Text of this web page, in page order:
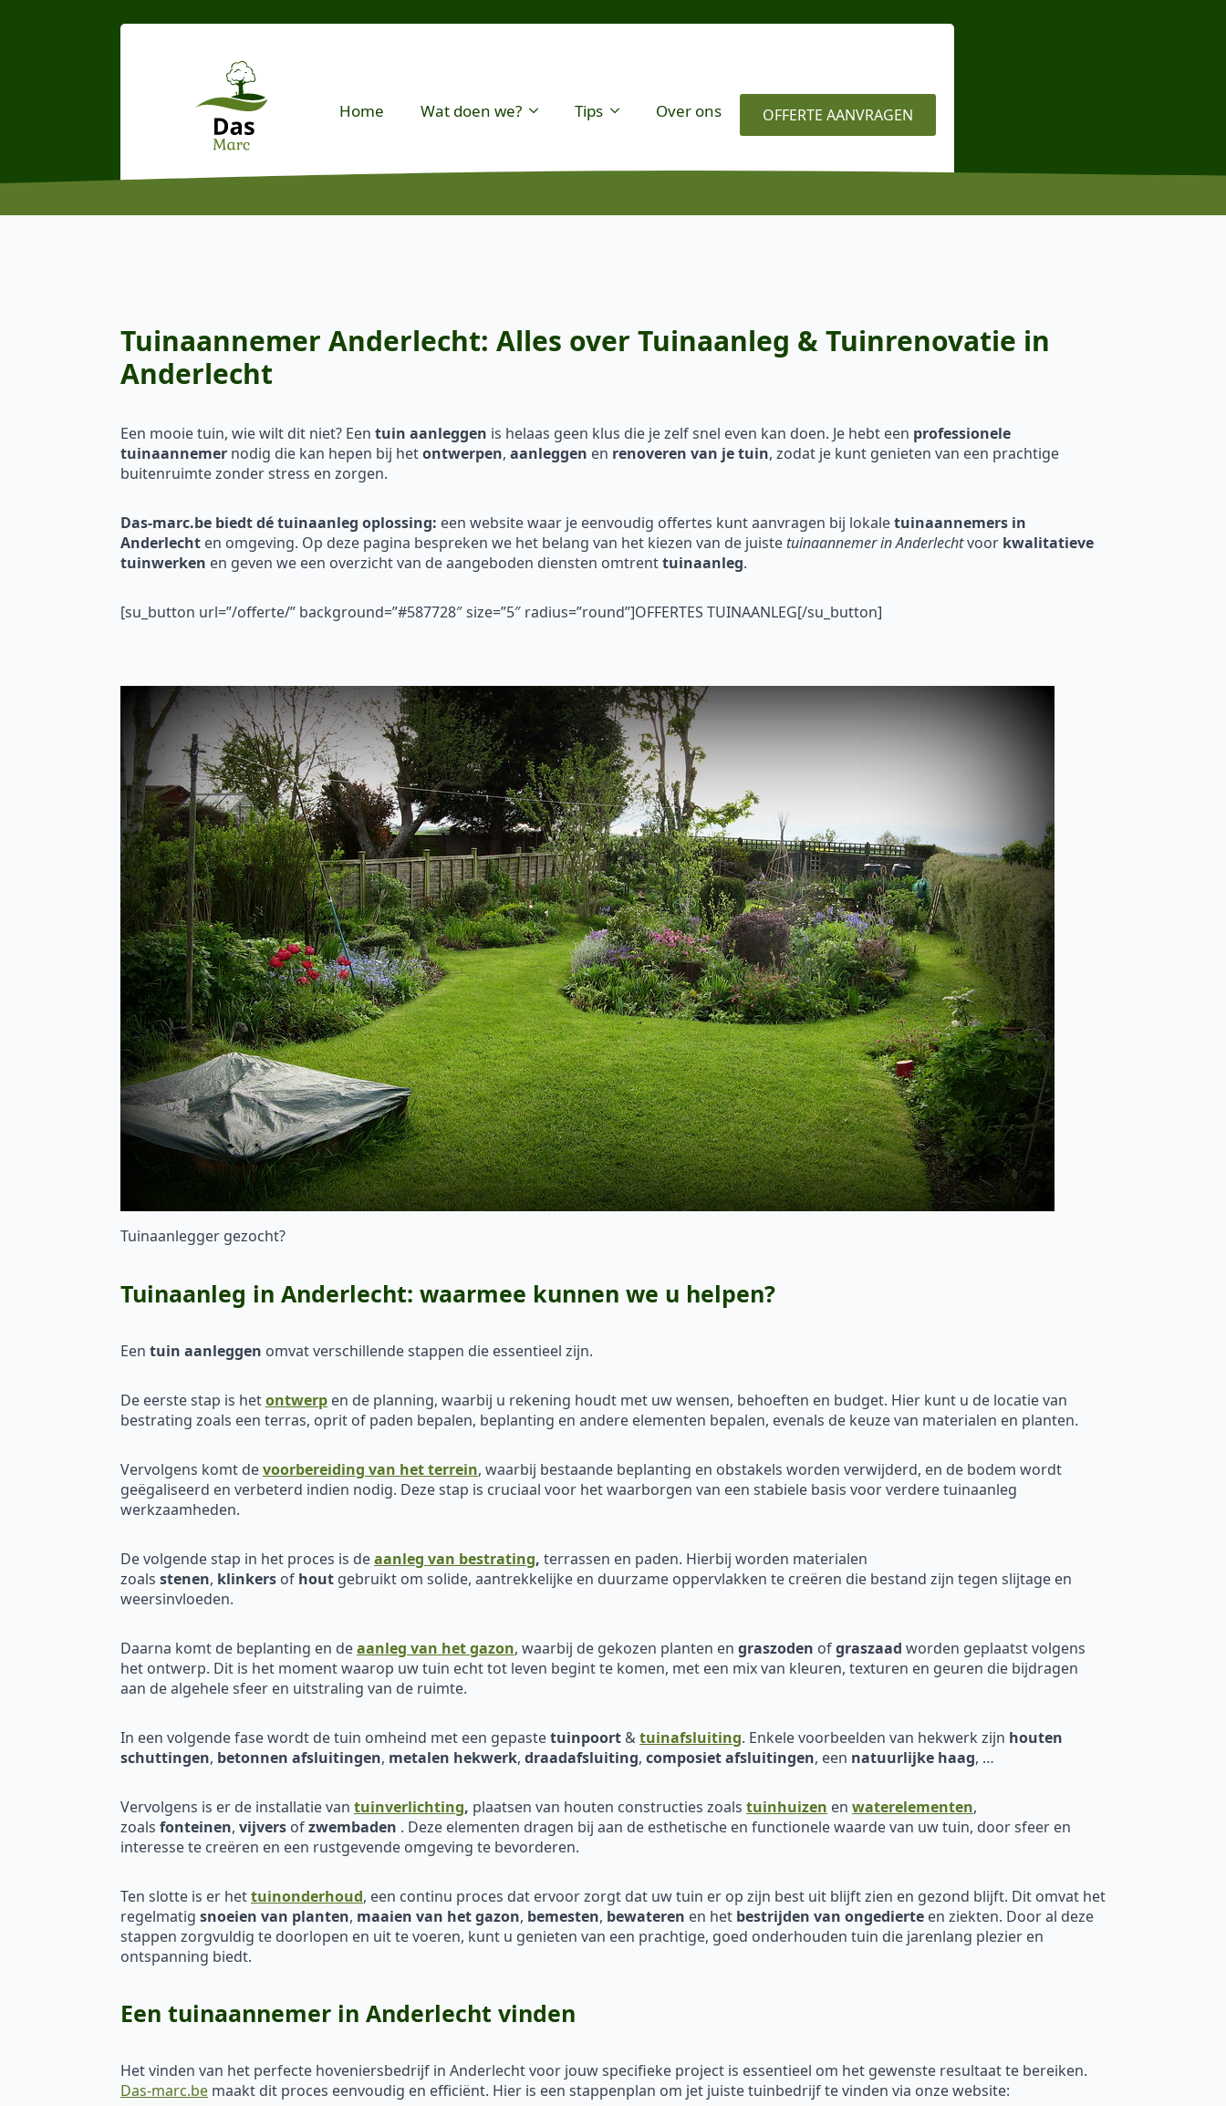
Home Wat doen we? Tips Over ons OFFERTE AANVRAGEN
Tuinaannemer Anderlecht: Alles over Tuinaanleg & Tuinrenovatie in
Anderlecht
Een mooie tuin, wie wilt dit niet? Een tuin aanleggen is helaas geen klus die je zelf snel even kan doen. Je hebt een professionele
tuinaannemer nodig die kan hepen bij hetontwerpen, aanleggen en renoveren van je tuin, zodat je kunt genieten van een prachtige
buitenruimte zonder stress en zorgen.
Das-marc.be biedt dé tuinaanleg oplossing: een website waar je eenvoudig offertes kunt aanvragen bij lokaletuinaannemers in
Anderlecht en omgeving. Op deze pagina bespreken we het belang van het kiezen van de juiste tuinaannemer in Anderlechtvoor kwalitatieve
tuinwerken en geven we een overzicht van de aangeboden diensten omtrenttuinaanleg.
[su_button url=”/offerte/” background=”#587728″ size=”5″ radius=”round”]OFFERTES TUINAANLEG[/su_button]
Tuinaanlegger gezocht?
Tuinaanleg in Anderlecht: waarmee kunnen we u helpen?
Een tuin aanleggen omvat verschillende stappen die essentieel zijn.
De eerste stap is hetontwerp en de planning, waarbij u rekening houdt met uw wensen, behoeften en budget. Hier kunt u de locatie van
bestrating zoals een terras, oprit of paden bepalen, beplanting en andere elementen bepalen, evenals de keuze van materialen en planten.
Vervolgens komt devoorbereiding van het terrein, waarbij bestaande beplanting en obstakels worden verwijderd, en de bodem wordt
geëgaliseerd en verbeterd indien nodig. Deze stap is cruciaal voor het waarborgen van een stabiele basis voor verdere tuinaanleg
werkzaamheden.
De volgende stap in het proces is deaanleg van bestrating, terrassen en paden. Hierbij worden materialen
zoals stenen, klinkers of hout gebruikt om solide, aantrekkelijke en duurzame oppervlakken te creëren die bestand zijn tegen slijtage en
weersinvloeden.
Daarna komt de beplanting en deaanleg van het gazon, waarbij de gekozen planten en graszoden ofgraszaad worden geplaatst volgens
het ontwerp. Dit is het moment waarop uw tuin echt tot leven begint te komen, met een mix van kleuren, texturen en geuren die bijdragen
aan de algehele sfeer en uitstraling van de ruimte.
In een volgende fase wordt de tuin omheind met een gepastetuinpoort &tuinafsluiting. Enkele voorbeelden van hekwerk zijn houten
schuttingen, betonnen afsluitingen, metalen hekwerk, draadafsluiting, composiet afsluitingen, een natuurlijke haag, …
Vervolgens is er de installatie van tuinverlichting, plaatsen van houten constructies zoals tuinhuizen en waterelementen,
zoals fonteinen, vijvers ofzwembaden . Deze elementen dragen bij aan de esthetische en functionele waarde van uw tuin, door sfeer en
interesse te creëren en een rustgevende omgeving te bevorderen.
Ten slotte is er hettuinonderhoud, een continu proces dat ervoor zorgt dat uw tuin er op zijn best uit blijft zien en gezond blijft. Dit omvat het
regelmatig snoeien van planten, maaien van hetgazon, bemesten, bewateren en het bestrijden van ongedierte en ziekten. Door al deze
stappen zorgvuldig te doorlopen en uit te voeren, kunt u genieten van een prachtige, goed onderhouden tuin die jarenlang plezier en
ontspanning biedt.
Een tuinaannemer in Anderlecht vinden
Het vinden van het perfecte hoveniersbedrijf in Anderlecht voor jouw specifieke project is essentieel om het gewenste resultaat te bereiken.
Das-marc.be maakt dit proces eenvoudig en efficiënt. Hier is een stappenplan om jet juiste tuinbedrijf te vinden via onze website: